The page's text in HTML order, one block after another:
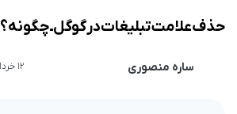
حذف علامت تبلیغات‌ در گوگل ـ چگونه؟
ساره منصوری 12 خرداد 1405